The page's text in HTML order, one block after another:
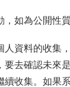
如為公開性
人資料的收集
要去確認未來
收集。如果